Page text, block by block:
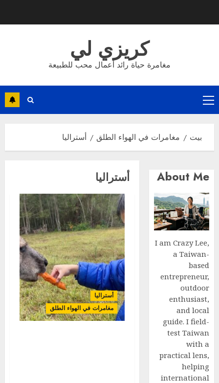
كريزي لي
مغامرة حياة رائد أعمال محب للطبيعة
القائمة
الأساسية
بيت مغامرات في الهواء الطلق أستراليا
أستراليا
أستراليا
مغامرات في الهواء الطلق
About Me
I am Crazy Lee,
a Taiwan-
based
entrepreneur,
outdoor
enthusiast,
and local
guide. I field-
test Taiwan
with a
practical lens,
helping
international